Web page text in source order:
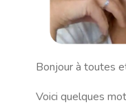
Bonjour à toutes
Voici quelques